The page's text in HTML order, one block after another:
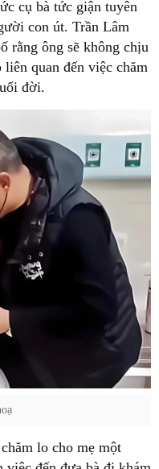
cụ bà tức giận tuyên
con út. Trần Lâm
rằng ông sẽ không chịu
quan đến việc chăm
đời.
lo cho mẹ một